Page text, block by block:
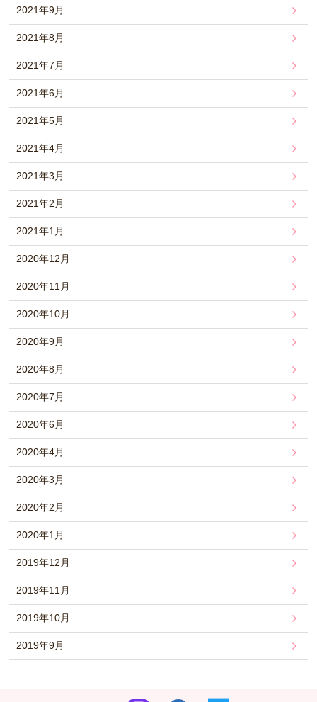
2021年9月
2021年8月
2021年7月
2021年6月
2021年5月
2021年4月
2021年3月
2021年2月
2021年1月
2020年12月
2020年11月
2020年10月
2020年9月
2020年8月
2020年7月
2020年6月
2020年4月
2020年3月
2020年2月
2020年1月
2019年12月
2019年11月
2019年10月
2019年9月